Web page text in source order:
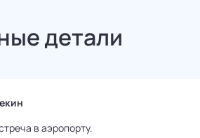
детали
в аэропорту.